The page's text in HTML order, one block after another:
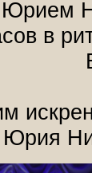
в
Юрия